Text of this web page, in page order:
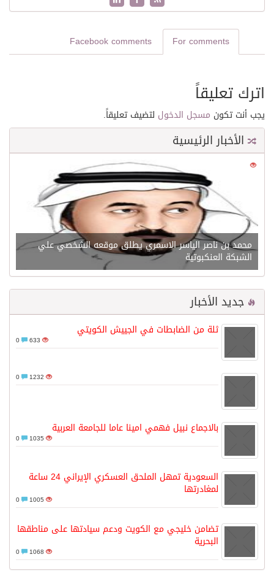
For comments
Facebook comments
اترك تعليقاً
يجب أنت تكون مسجل الدخول لتضيف تعليقاً.
الأخبار الرئيسية
21617
محمد بن ناصر الياسر الاسمري يطلق موقعه الشخصي علي
الشبكة العنكبوتية
جديد الأخبار
ثلة من الضابطات في الجييش الكويتي
633
1232
بالاجماع نبيل فهمي امينا عاما للجامعة العربية
1035
السعودية تمهل الملحق العسكري الإيراني 24 ساعة
لمغادرتها
1005
تضامن خليجي مع الكويت ودعم سيادتها على مناطقها
البحرية
1068